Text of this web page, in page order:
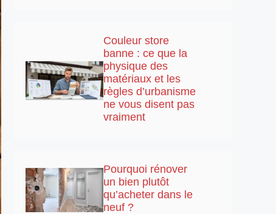
Couleur store
banne : ce que la
physique des
matériaux et les
règles d’urbanisme
ne vous disent pas
vraiment
Pourquoi rénover
un bien plutôt
qu’acheter dans le
neuf ?